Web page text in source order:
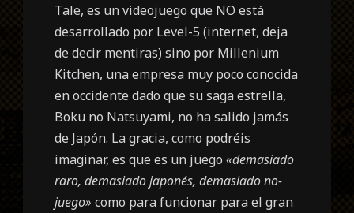
Tale, es un videojuego que NO está
desarrollado por Level-5 (internet, deja
de decir mentiras) sino por Millenium
Kitchen, una empresa muy poco conocida
en occidente dado que su saga estrella,
Boku no Natsuyami, no ha salido jamás
de Japón. La gracia, como podréis
imaginar, es que es un juego«demasiado
raro, demasiado japonés, demasiado no-
juego» como para funcionar para el gran